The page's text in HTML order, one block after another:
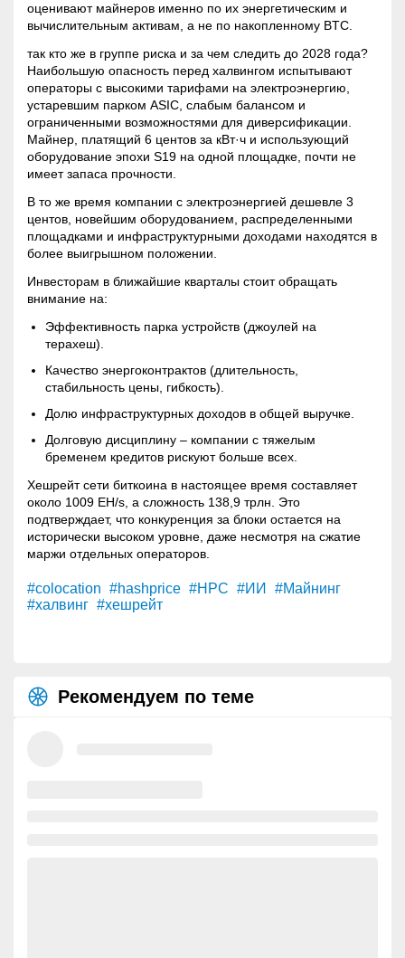
оценивают майнеров именно по их энергетическим и
вычислительным активам, а не по накопленному BTC.
так кто же в группе риска и за чем следить до 2028 года?
Наибольшую опасность перед халвингом испытывают
операторы с высокими тарифами на электроэнергию,
устаревшим парком ASIC, слабым балансом и
ограниченными возможностями для диверсификации.
Майнер, платящий 6 центов за кВт·ч и использующий
оборудование эпохи S19 на одной площадке, почти не
имеет запаса прочности.
В то же время компании с электроэнергией дешевле 3
центов, новейшим оборудованием, распределенными
площадками и инфраструктурными доходами находятся в
более выигрышном положении.
Инвесторам в ближайшие кварталы стоит обращать
внимание на:
Эффективность парка устройств (джоулей на
терахеш).
Качество энергоконтрактов (длительность,
стабильность цены, гибкость).
Долю инфраструктурных доходов в общей выручке.
Долговую дисциплину – компании с тяжелым
бременем кредитов рискуют больше всех.
Хешрейт сети биткоина в настоящее время составляет
около 1009 EH/s, а сложность 138,9 трлн. Это
подтверждает, что конкуренция за блоки остается на
исторически высоком уровне, даже несмотря на сжатие
маржи отдельных операторов.
#colocation #hashprice #HPC #ИИ
#Майнинг
#халвинг #хешрейт
Рекомендуем по теме